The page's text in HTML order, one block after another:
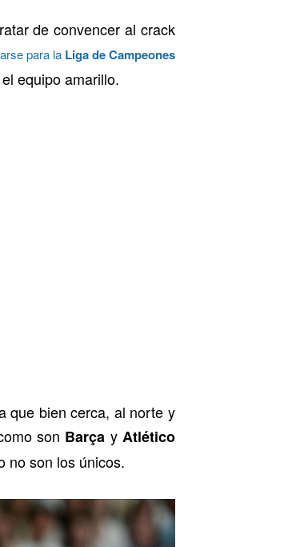
de convencer al crack
para la Liga de Campeones
equipo amarillo.
que bien cerca, al norte y
son Barça y Atlético
no son los únicos.